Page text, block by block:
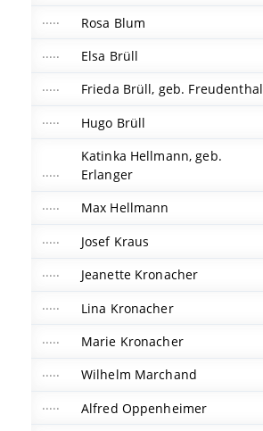
Rosa Blum
Elsa Brüll
Frieda Brüll, geb. Freudenthal
Hugo Brüll
Katinka Hellmann, geb.
Erlanger
Max Hellmann
Josef Kraus
Jeanette Kronacher
Lina Kronacher
Marie Kronacher
Wilhelm Marchand
Alfred Oppenheimer